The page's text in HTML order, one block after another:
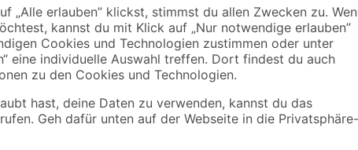
Einen sicheren Schutz gegen Nässe und
Freilaufgehege. Er ist für die
Artikelnummern 6250 und 6253